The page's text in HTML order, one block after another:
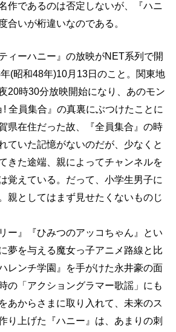
作であるのは否定しないが、『ハニ
合いが桁違いなのである。
ィーハニー』の放映がNET系列で開
(昭和48年)10月13日のこと。関東地
20時30分放映開始になり、あのモン
全員集合』の真裏にぶつけたことに
県在住だった故、『全員集合』の時
ていた記憶がないのだが、少なくと
きた途端、親によってチャンネルを
覚えている。だって、小学生男子に
親としてはまず見せたくないものじ
ー』『ひみつのアッコちゃん』とい
夢を与える魔女っ子アニメ路線と比
レンチ学園』を手がけた永井豪の面
の「アクショングラマー歌謡」にも
あからさまに取り入れて、未来のス
り上げた『ハニー』は、あまりの刺